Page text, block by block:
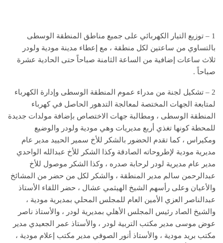
1 – توزيع التيار الكهربائي على جميع مناطق المنطقة الوسطى
بالتساوي من ساعتين لكل منطقة ، مع إعطاء مدينة مودية ولودر
ثلاث ساعات إضافية من الساعة الثامنة صباحاً حتى الحادية عشرة
صباحاً .
2 – تشكيل لجنة من مدراء عموم المنطقة الوسطى وإدارة الكهرباء
لمتابعة الجهات المختصة لمعالجة التدهور الحاصل في كهرباء
المنطقة الوسطى ، ومطالبة جهات الاختصاص بإضافة مولدات جديدة
للمحطة كونها تغذي أربع مديريات وهي مودية ولودر والوضيع
ومكيراس ، كما تقدم الحضور بالشكر للأخ سمير الحييد مدير عام
مديرية مودية لإطروحاته الصادقة وكذا الشكر للأخ عبدالله الواحدي
مدير عام مديرية لودر لرحابة صدره ، وكذا الشكر موصول للأخ
عبدالرحمن سالم مدير المنطقة ، والشكر لكل من حضر من المشائخ
والأعيان وعلى رأسهم الشيخ الهيثمي عشال ، حضر اللقاء الأستاذ
عبدالناصر العزي الأمين العام للمجلس المحلي بمديرية مودية ،
والشيخ الصاد رئيس المجلس الأهلي بمديرية لودر ، والأستاذ ناصر
عوض موسى مدير مكتب التربية لودر ، والأستاذ عمر الجعيدي مدير
مكتب بريد مودية ، والأستاذ أنور الصوفي مدير مكتب إعلام مودية ،